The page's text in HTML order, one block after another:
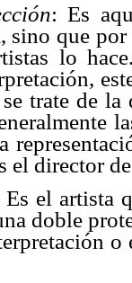
: Es
sino que
lo
trate de
el director
Es el artista
doble